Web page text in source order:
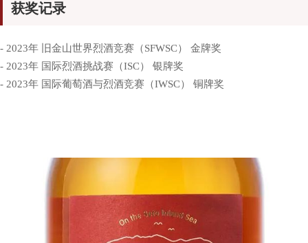
获奖记录
- 2023年 旧金山世界烈酒竞赛（SFWSC） 金牌奖
- 2023年 国际烈酒挑战赛（ISC） 银牌奖
- 2023年 国际葡萄酒与烈酒竞赛（IWSC） 铜牌奖